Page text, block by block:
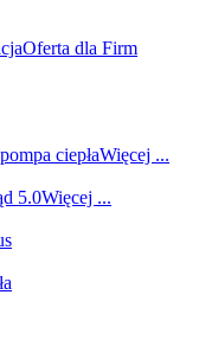
Oferta dla Firm
ciepłaWięcej ...
5.0Więcej ...